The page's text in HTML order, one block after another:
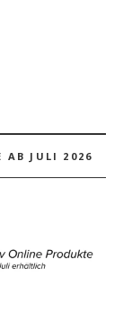
AB JULI 2026